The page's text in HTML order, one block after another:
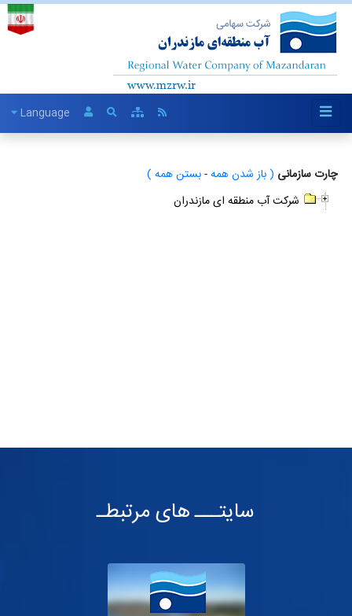
Language
چارت سازمانی ( باز شدن همه-بستن همه )
شرکت آب منطقه ای مازندران
سایتـــ های مرتبطـ